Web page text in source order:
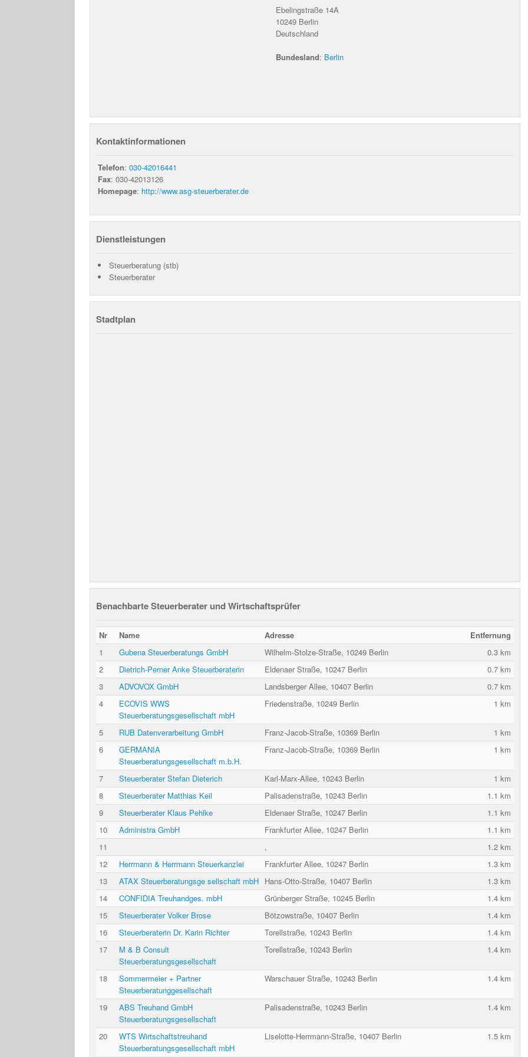
Ebelingstraße 14A
10249 Berlin
Deutschland
Bundesland: Berlin
Kontaktinformationen
Telefon: 030-42016441
Fax: 030-42013126
Homepage: http://www.asg-steuerberater.de
Dienstleistungen
Steuerberatung (stb)
Steuerberater
Stadtplan
Benachbarte Steuerberater und Wirtschaftsprüfer
Nr Name Adresse
Entfernung
1
Gubena Steuerberatungs GmbH Wilhelm-Stolze-Straße, 10249 Berlin
0.3 km
2
Dietrich-Perner Anke Steuerberaterin Eldenaer Straße, 10247 Berlin
0.7 km
3
ADVOVOX GmbH Landsberger Allee, 10407 Berlin
0.7 km
4
ECOVIS WWS
Steuerberatungsgesellschaft mbH
Friedenstraße, 10249 Berlin 1 km
5 RUB Datenverarbeitung GmbH Franz-Jacob-Straße, 10369 Berlin
1 km
6
GERMANIA
Steuerberatungsgesellschaft m.b.H.
Franz-Jacob-Straße, 10369 Berlin 1 km
7 Steuerberater Stefan Dieterich Karl-Marx-Allee, 10243 Berlin
1 km
8
Steuerberater Matthias Keil Palisadenstraße, 10243 Berlin
1.1 km
9
Steuerberater Klaus Pehlke Eldenaer Straße, 10247 Berlin
1.1 km
10
Administra GmbH Frankfurter Allee, 10247 Berlin
1.1 km
11
,
1.2 km
12
Herrmann & Herrmann Steuerkanzlei Frankfurter Allee, 10247 Berlin
1.3 km
13
ATAX Steuerberatungsge sellschaft mbH Hans-Otto-Straße, 10407 Berlin
1.3 km
14
CONFIDIA Treuhandges. mbH Grünberger Straße, 10245 Berlin
1.4 km
15
Steuerberater Volker Brose Bötzowstraße, 10407 Berlin
1.4 km
16
Steuerberaterin Dr. Karin Richter Torellstraße, 10243 Berlin
1.4 km
17
M & B Consult
Steuerberatungsgesellschaft
Torellstraße, 10243 Berlin 1.4 km
18
Sommermeier + Partner
Steuerberatunggesellschaft
Warschauer Straße, 10243 Berlin 1.4 km
19
ABS Treuhand GmbH
Steuerberatungsgesellschaft
Palisadenstraße, 10243 Berlin 1.4 km
20
WTS Wirtschaftstreuhand
Steuerberatungsgesellschaft mbH
Liselotte-Herrmann-Straße, 10407 Berlin 1.5 km